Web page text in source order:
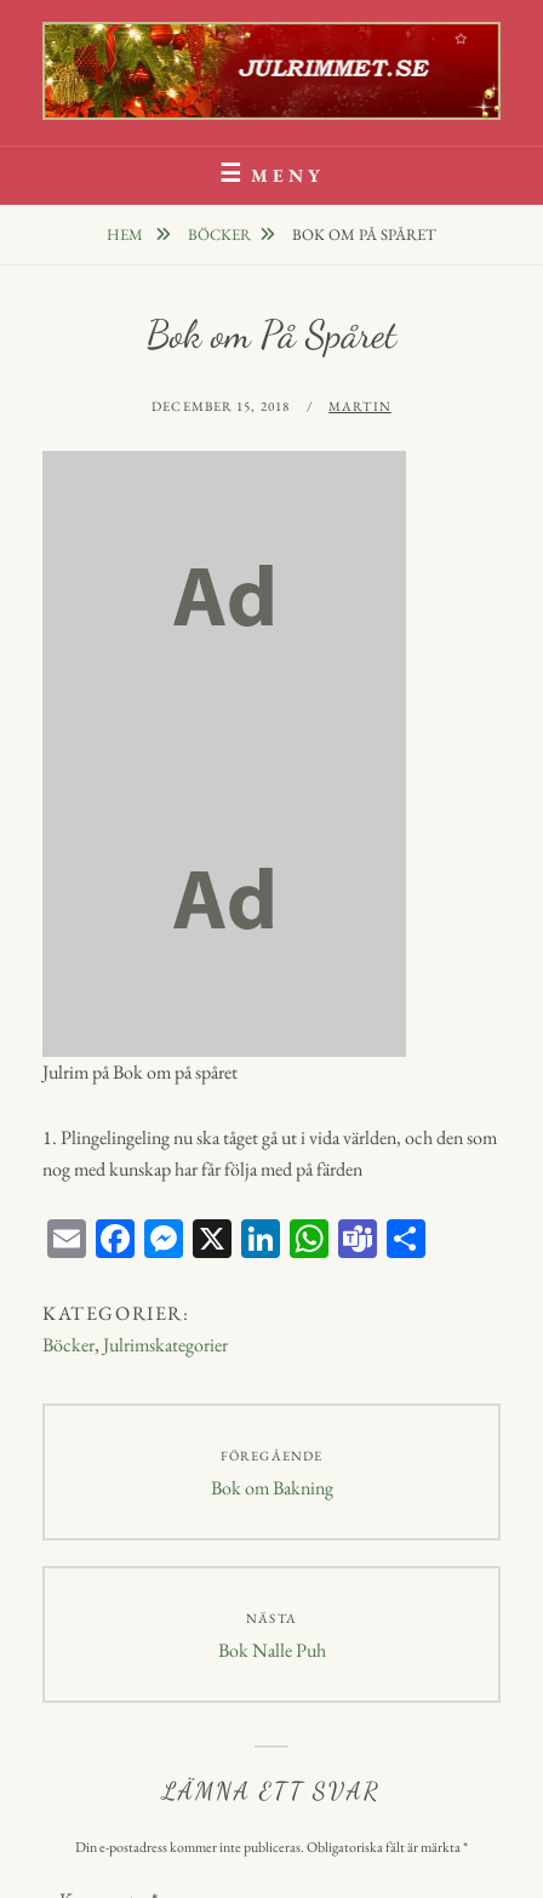
innehåll
Julrim Och Julklappsrim
MENY
HEM BÖCKER BOK OM PÅ SPÅRET
Bok om På Spåret
PUBLICERAT
DECEMBER 15, 2018 AV
MARTIN
Julrim på Bok om på spåret
1. Plingelingeling nu ska tåget gå ut i vida världen, och den som
nog med kunskap har får följa med på färden
E
ail
Fa
bo
ok
M
en
ge
r
X Li W
p
Te
KATEGORIER:
Böcker,Julrimskategorier
FÖREGÅENDE
Föregående
Bok om Bakning
NÄSTA
Nästa
Bok Nalle Puh
LÄMNA ETT SVAR
Din e-postadress kommer inte publiceras.Obligatoriska fält är märkta*